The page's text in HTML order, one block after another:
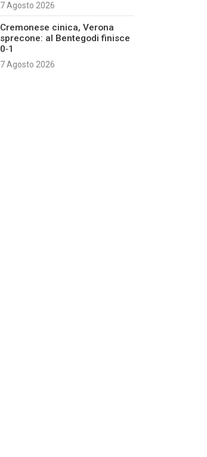
7 Agosto 2026
Cremonese cinica, Verona
sprecone: al Bentegodi finisce
0‑1
7 Agosto 2026